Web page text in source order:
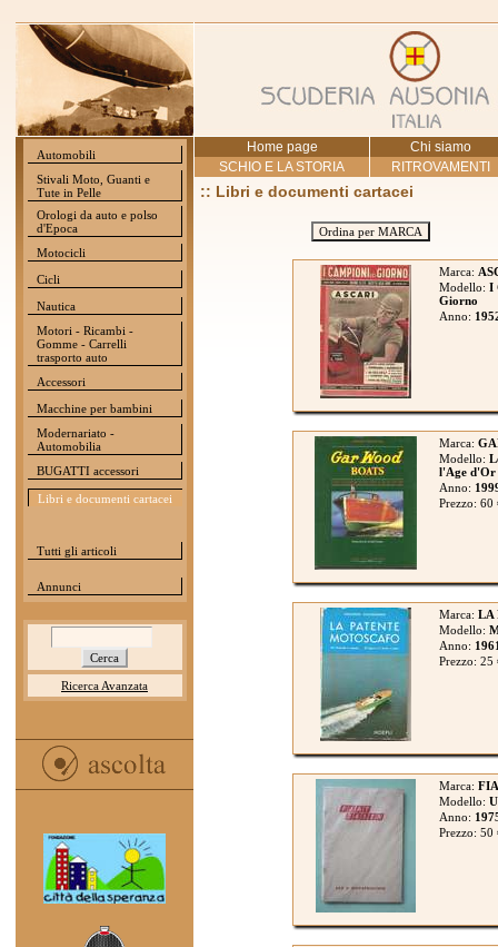
Automobili
Stivali Moto, Guanti e
Tute in Pelle
Orologi da auto e polso
d'Epoca
Motocicli
Cicli
Nautica
Motori - Ricambi -
Gomme - Carrelli
trasporto auto
Accessori
Macchine per bambini
Modernariato -
Automobilia
BUGATTI accessori
Libri e documenti cartacei
Tutti gli articoli
Annunci
Ricerca Avanzata
Home page
Chi siamo
SCHIO E LA STORIA
RITROVAMENTI
:: Libri e documenti cartacei
Ordina per MARCA
Marca:
Modello: I
Giorno
Anno:
Marca:
Modello:
l'Age d'Or
Anno:
Prezzo: 60
Marca: LA
Modello:
Anno:
Prezzo: 25
Marca:
Modello:
Anno:
Prezzo: 50